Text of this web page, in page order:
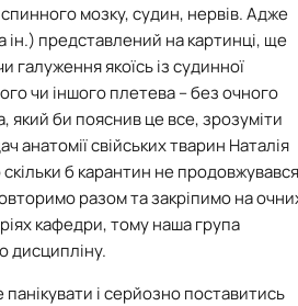
мозку, судин, нервів. Адже
ін.) представлений на картинці, ще
галуження якоїсь із судинної
чи іншого плетева – без очного
який би пояснив це все, зрозуміти
анатомії свійських тварин Наталія
скільки б карантин не
разом та закріпимо на
кафедри, тому наша група
дисципліну.
і серйозно поставитись